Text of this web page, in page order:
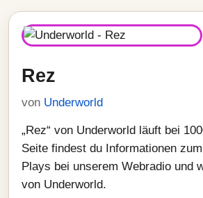
Rez
von Underworld
„Rez“ von Underworld läuft bei
Seite findest du Informationen
Plays bei unserem Webradio und
von Underworld.